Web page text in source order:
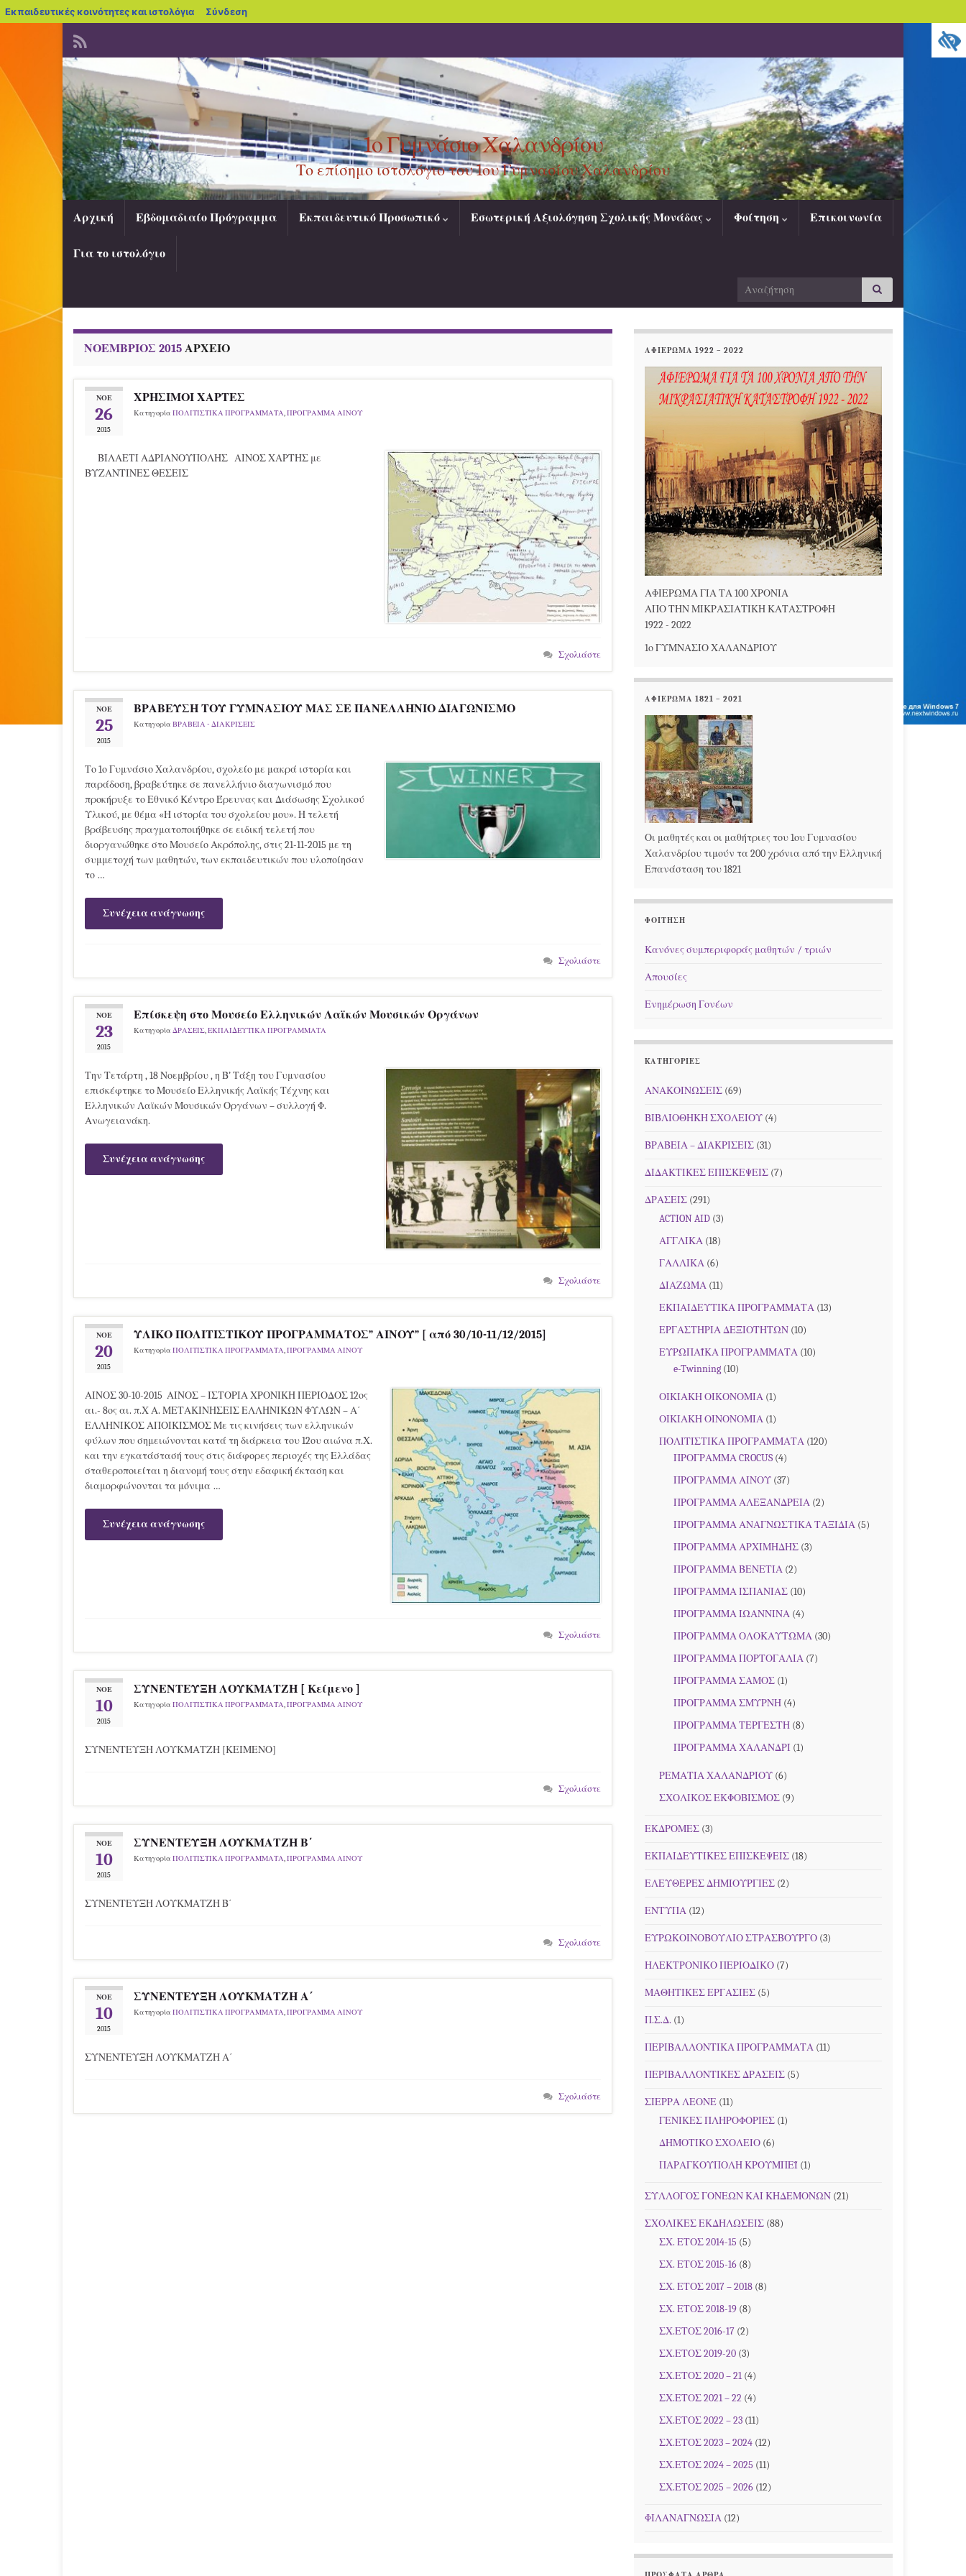
Εκπαιδευτικές κοινότητες και ιστολόγια blogs.sch.gr
Σύνδεση
1ο Γυμνάσιο Χαλανδρίου
Το επίσημο ιστολόγιο του 1ου Γυμνασίου Χαλανδρίου
Αρχική Εβδομαδιαίο Πρόγραμμα Εκπαιδευτικό Προσωπικό Εσωτερική Αξιολόγηση Σχολικής Μονάδας Φοίτηση Επικοινωνία
Για το ιστολόγιο
for:
ΝΟΈΜΒΡΙΟΣ 2015 ΑΡΧΕΊΟ
ΝΟΈ
26
2015
ΧΡΗΣΙΜΟΙ ΧΑΡΤΕΣ
Κατηγορία ΠΟΛΙΤΙΣΤΙΚΑ ΠΡΟΓΡΑΜΜΑΤΑ,ΠΡΟΓΡΑΜΜΑ ΑΙΝΟΥ
ΒΙΛΑΕΤΙ ΑΔΡΙΑΝΟΥΠΟΛΗΣ ΑΙΝΟΣ ΧΑΡΤΗΣ με
ΒΥΖΑΝΤΙΝΕΣ ΘΕΣΕΙΣ
Σχολιάστε
ΝΟΈ
25
2015
ΒΡΑΒΕΥΣΗ ΤΟΥ ΓΥΜΝΑΣΙΟΥ ΜΑΣ ΣΕ ΠΑΝΕΛΛΗΝΙΟ ΔΙΑΓΩΝΙΣΜΟ
Κατηγορία ΒΡΑΒΕΙΑ - ΔΙΑΚΡΙΣΕΙΣ
Το 1ο Γυμνάσιο Χαλανδρίου, σχολείο με μακρά ιστορία και
παράδοση, βραβεύτηκε σε πανελλήνιο διαγωνισμό που
προκήρυξε το Εθνικό Κέντρο Έρευνας και Διάσωσης Σχολικού
Υλικού, με θέμα «Η ιστορία του σχολείου μου». Η τελετή
βράβευσης πραγματοποιήθηκε σε ειδική τελετή που
διοργανώθηκε στο Μουσείο Ακρόπολης, στις 21-11-2015 με τη
συμμετοχή των μαθητών, των εκπαιδευτικών που υλοποίησαν
το …
Συνέχεια ανάγνωσης
Σχολιάστε
ΝΟΈ
23
2015
Επίσκεψη στο Μουσείο Ελληνικών Λαϊκών Μουσικών Οργάνων
Κατηγορία ΔΡΑΣΕΙΣ,ΕΚΠΑΙΔΕΥΤΙΚΑ ΠΡΟΓΡΑΜΜΑΤΑ
Την Τετάρτη , 18 Νοεμβρίου , η Β’ Τάξη του Γυμνασίου
επισκέφτηκε το Μουσείο Ελληνικής Λαϊκής Τέχνης και
Ελληνικών Λαϊκών Μουσικών Οργάνων – συλλογή Φ.
Ανωγειανάκη.
Συνέχεια ανάγνωσης
Σχολιάστε
ΝΟΈ
20
2015
ΥΛΙΚΟ ΠΟΛΙΤΙΣΤΙΚΟΥ ΠΡΟΓΡΑΜΜΑΤΟΣ” ΑΙΝΟΥ” [ από 30/10-11/12/2015]
Κατηγορία ΠΟΛΙΤΙΣΤΙΚΑ ΠΡΟΓΡΑΜΜΑΤΑ,ΠΡΟΓΡΑΜΜΑ ΑΙΝΟΥ
ΑΙΝΟΣ 30-10-2015 ΑΙΝΟΣ – ΙΣΤΟΡΙΑ ΧΡΟΝΙΚΗ ΠΕΡΙΟΔΟΣ 12ος
αι.- 8ος αι. π.Χ Α. ΜΕΤΑΚΙΝΗΣΕΙΣ ΕΛΛΗΝΙΚΩΝ ΦΥΛΩΝ – Α΄
ΕΛΛΗΝΙΚΟΣ ΑΠΟΙΚΙΣΜΟΣ Με τις κινήσεις των ελληνικών
φύλων που σημειώνονται κατά τη διάρκεια του 12ου αιώνα π.Χ.
και την εγκατάστασή τους στις διάφορες περιοχές της Ελλάδας
σταθεροποιείται η διανομή τους στην εδαφική έκταση και
διαμορφώνονται τα μόνιμα …
Συνέχεια ανάγνωσης
Σχολιάστε
ΝΟΈ
10
2015
ΣΥΝΕΝΤΕΥΞΗ ΛΟΥΚΜΑΤΖΗ [ Κείμενο ]
Κατηγορία ΠΟΛΙΤΙΣΤΙΚΑ ΠΡΟΓΡΑΜΜΑΤΑ,ΠΡΟΓΡΑΜΜΑ ΑΙΝΟΥ
ΣΥΝΕΝΤΕΥΞΗ ΛΟΥΚΜΑΤΖΗ [ΚΕΙΜΕΝΟ]
Σχολιάστε
ΝΟΈ
10
2015
ΣΥΝΕΝΤΕΥΞΗ ΛΟΥΚΜΑΤΖΗ Β΄
Κατηγορία ΠΟΛΙΤΙΣΤΙΚΑ ΠΡΟΓΡΑΜΜΑΤΑ,ΠΡΟΓΡΑΜΜΑ ΑΙΝΟΥ
ΣΥΝΕΝΤΕΥΞΗ ΛΟΥΚΜΑΤΖΗ Β΄
Σχολιάστε
ΝΟΈ
10
2015
ΣΥΝΕΝΤΕΥΞΗ ΛΟΥΚΜΑΤΖΗ Α΄
Κατηγορία ΠΟΛΙΤΙΣΤΙΚΑ ΠΡΟΓΡΑΜΜΑΤΑ,ΠΡΟΓΡΑΜΜΑ ΑΙΝΟΥ
ΣΥΝΕΝΤΕΥΞΗ ΛΟΥΚΜΑΤΖΗ Α΄
Σχολιάστε
ΑΦΙΕΡΩΜΑ 1922 – 2022
ΑΦΙΕΡΩΜΑ ΓΙΑ ΤΑ 100 ΧΡΟΝΙΑ
ΑΠΟ ΤΗΝ ΜΙΚΡΑΣΙΑΤΙΚΗ ΚΑΤΑΣΤΡΟΦΗ
1922 - 2022
1ο ΓΥΜΝΑΣΙΟ ΧΑΛΑΝΔΡΙΟΥ
ΑΦΙΕΡΩΜΑ 1821 – 2021
Οι μαθητές και οι μαθήτριες του 1ου Γυμνασίου
Χαλανδρίου τιμούν τα 200 χρόνια από την Ελληνική
Επανάσταση του 1821
ΦΟΊΤΗΣΗ
Κανόνες συμπεριφοράς μαθητών / τριών
Απουσίες
Ενημέρωση Γονέων
KΑΤΗΓΟΡΊΕΣ
ΑΝΑΚΟΙΝΩΣΕΙΣ (69)
ΒΙΒΛΙΟΘΗΚΗ ΣΧΟΛΕΙΟΥ (4)
ΒΡΑΒΕΙΑ – ΔΙΑΚΡΙΣΕΙΣ (31)
ΔΙΔΑΚΤΙΚΕΣ ΕΠΙΣΚΕΨΕΙΣ (7)
ΔΡΑΣΕΙΣ (291)
ACTION AID (3)
ΑΓΓΛΙΚΑ (18)
ΓΑΛΛΙΚΑ (6)
ΔΙΑΖΩΜΑ (11)
ΕΚΠΑΙΔΕΥΤΙΚΑ ΠΡΟΓΡΑΜΜΑΤΑ (13)
ΕΡΓΑΣΤΗΡΙΑ ΔΕΞΙΟΤΗΤΩΝ (10)
ΕΥΡΩΠΑΪΚΑ ΠΡΟΓΡΑΜΜΑΤΑ (10)
e-Twinning (10)
ΟΙΚΙΑΚΗ ΟΙΚΟΝΟΜΙΑ (1)
ΟΙΚΙΑΚΗ ΟΙΝΟΝΟΜΙΑ (1)
ΠΟΛΙΤΙΣΤΙΚΑ ΠΡΟΓΡΑΜΜΑΤΑ (120)
ΠΡΟΓΡΑΜΜΑ CROCUS (4)
ΠΡΟΓΡΑΜΜΑ ΑΙΝΟΥ (37)
ΠΡΟΓΡΑΜΜΑ ΑΛΕΞΑΝΔΡΕΙΑ (2)
ΠΡΟΓΡΑΜΜΑ ΑΝΑΓΝΩΣΤΙΚΑ ΤΑΞΙΔΙΑ (5)
ΠΡΟΓΡΑΜΜΑ ΑΡΧΙΜΗΔΗΣ (3)
ΠΡΟΓΡΑΜΜΑ ΒΕΝΕΤΙΑ (2)
ΠΡΟΓΡΑΜΜΑ ΙΣΠΑΝΙΑΣ (10)
ΠΡΟΓΡΑΜΜΑ ΙΩΑΝΝΙΝΑ (4)
ΠΡΟΓΡΑΜΜΑ ΟΛΟΚΑΥΤΩΜΑ (30)
ΠΡΟΓΡΑΜΜΑ ΠΟΡΤΟΓΑΛΙΑ (7)
ΠΡΟΓΡΑΜΜΑ ΣΑΜΟΣ (1)
ΠΡΟΓΡΑΜΜΑ ΣΜΥΡΝΗ (4)
ΠΡΟΓΡΑΜΜΑ ΤΕΡΓΕΣΤΗ (8)
ΠΡΟΓΡΑΜΜΑ ΧΑΛΑΝΔΡΙ (1)
ΡΕΜΑΤΙΑ ΧΑΛΑΝΔΡΙΟΥ (6)
ΣΧΟΛΙΚΟΣ ΕΚΦΟΒΙΣΜΟΣ (9)
ΕΚΔΡΟΜΕΣ (3)
ΕΚΠΑΙΔΕΥΤΙΚΕΣ ΕΠΙΣΚΕΨΕΙΣ (18)
ΕΛΕΥΘΕΡΕΣ ΔΗΜΙΟΥΡΓΙΕΣ (2)
ΕΝΤΥΠΑ (12)
ΕΥΡΩΚΟΙΝΟΒΟΥΛΙΟ ΣΤΡΑΣΒΟΥΡΓΟ (3)
ΗΛΕΚΤΡΟΝΙΚΟ ΠΕΡΙΟΔΙΚΟ (7)
ΜΑΘΗΤΙΚΕΣ ΕΡΓΑΣΙΕΣ (5)
Π.Σ.Δ. (1)
ΠΕΡΙΒΑΛΛΟΝΤΙΚΑ ΠΡΟΓΡΑΜΜΑΤΑ (11)
ΠΕΡΙΒΑΛΛΟΝΤΙΚΕΣ ΔΡΑΣΕΙΣ (5)
ΣΙΕΡΡΑ ΛΕΟΝΕ (11)
ΓΕΝΙΚΕΣ ΠΛΗΡΟΦΟΡΙΕΣ (1)
ΔΗΜΟΤΙΚΟ ΣΧΟΛΕΙΟ (6)
ΠΑΡΑΓΚΟΥΠΟΛΗ ΚΡΟΥΜΠΕΪ (1)
ΣΥΛΛΟΓΟΣ ΓΟΝΕΩΝ ΚΑΙ ΚΗΔΕΜΟΝΩΝ (21)
ΣΧΟΛΙΚΕΣ ΕΚΔΗΛΩΣΕΙΣ (88)
ΣΧ. ΕΤΟΣ 2014-15 (5)
ΣΧ. ΕΤΟΣ 2015-16 (8)
ΣΧ. ΕΤΟΣ 2017 – 2018 (8)
ΣΧ. ΕΤΟΣ 2018-19 (8)
ΣΧ.ΕΤΟΣ 2016-17 (2)
ΣΧ.ΕΤΟΣ 2019-20 (3)
ΣΧ.ΕΤΟΣ 2020 – 21 (4)
ΣΧ.ΕΤΟΣ 2021 – 22 (4)
ΣΧ.ΕΤΟΣ 2022 – 23 (11)
ΣΧ.ΕΤΟΣ 2023 – 2024 (12)
ΣΧ.ΕΤΟΣ 2024 – 2025 (11)
ΣΧ.ΕΤΟΣ 2025 – 2026 (12)
ΦΙΛΑΝΑΓΝΩΣΙΑ (12)